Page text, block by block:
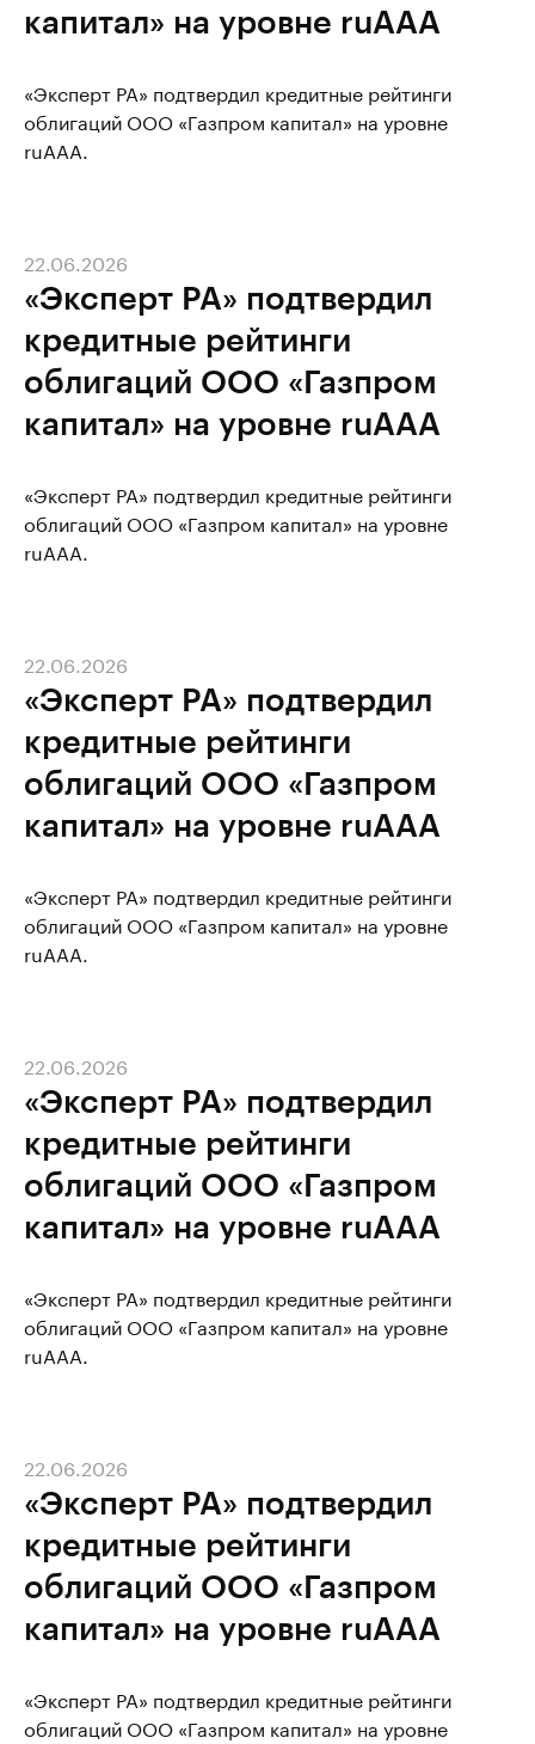
капитал» на уровне ruAAA
«Эксперт РА» подтвердил кредитные рейтинги
облигаций ООО «Газпром капитал» на уровне
ruAAA.
«Эксперт РА» подтвердил
кредитные рейтинги
облигаций ООО «Газпром
капитал» на уровне ruAAA
22.06.2026
«Эксперт РА» подтвердил кредитные рейтинги
облигаций ООО «Газпром капитал» на уровне
ruAAA.
«Эксперт РА» подтвердил
кредитные рейтинги
облигаций ООО «Газпром
капитал» на уровне ruAAA
22.06.2026
«Эксперт РА» подтвердил кредитные рейтинги
облигаций ООО «Газпром капитал» на уровне
ruAAA.
«Эксперт РА» подтвердил
кредитные рейтинги
облигаций ООО «Газпром
капитал» на уровне ruAAA
22.06.2026
«Эксперт РА» подтвердил кредитные рейтинги
облигаций ООО «Газпром капитал» на уровне
ruAAA.
«Эксперт РА» подтвердил
кредитные рейтинги
облигаций ООО «Газпром
капитал» на уровне ruAAA
22.06.2026
«Эксперт РА» подтвердил кредитные рейтинги
облигаций ООО «Газпром капитал» на уровне